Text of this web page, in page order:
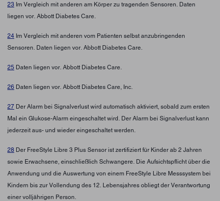
23 Im Vergleich mit anderen am Körper zu tragenden Sensoren. Daten
liegen vor. Abbott Diabetes Care.
24 Im Vergleich mit anderen vom Patienten selbst anzubringenden
Sensoren. Daten liegen vor. Abbott Diabetes Care.
25 Daten liegen vor. Abbott Diabetes Care.
26 Daten liegen vor. Abbott Diabetes Care, Inc.
27 Der Alarm bei Signalverlust wird automatisch aktiviert, sobald zum ersten
Mal ein Glukose-Alarm eingeschaltet wird. Der Alarm bei Signalverlust kann
jederzeit aus- und wieder eingeschaltet werden.
28 Der FreeStyle Libre 3 Plus Sensor ist zertifiziert für Kinder ab 2 Jahren
sowie Erwachsene, einschließlich Schwangere. Die Aufsichtspflicht über die
Anwendung und die Auswertung von einem FreeStyle Libre Messsystem bei
Kindern bis zur Vollendung des 12. Lebensjahres obliegt der Verantwortung
einer volljährigen Person.